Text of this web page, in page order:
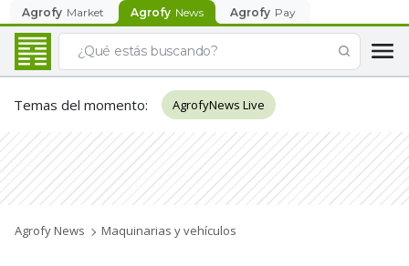
Agrofy Market Agrofy News Agrofy Pay
Temas del momento: AgrofyNews Live
Agrofy News Maquinarias y vehículos